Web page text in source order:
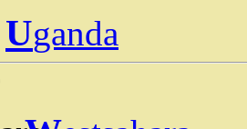
Uganda